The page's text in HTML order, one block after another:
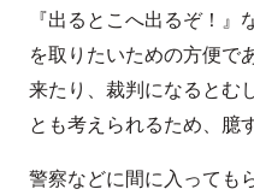
『出るとこへ出るぞ！
を取りたいための方便で
来たり、裁判になるとむ
とも考えられるため、臆
警察などに間に入っても